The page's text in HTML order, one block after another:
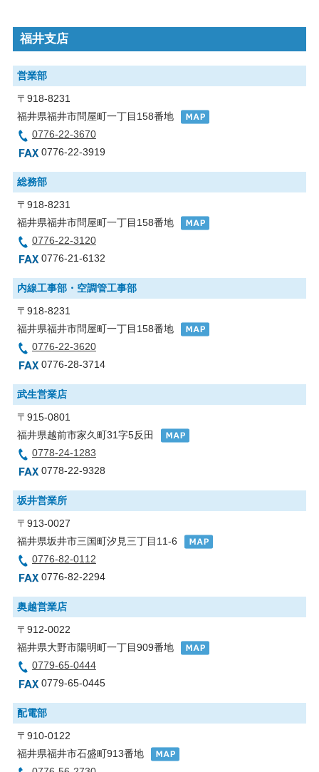
福井支店
営業部
〒918-8231
福井県福井市問屋町一丁目158番地
0776-22-3670
0776-22-3919
総務部
〒918-8231
福井県福井市問屋町一丁目158番地
0776-22-3120
0776-21-6132
内線工事部・空調管工事部
〒918-8231
福井県福井市問屋町一丁目158番地
0776-22-3620
0776-28-3714
武生営業店
〒915-0801
福井県越前市家久町31字5反田
0778-24-1283
0778-22-9328
坂井営業所
〒913-0027
福井県坂井市三国町汐見三丁目11-6
0776-82-0112
0776-82-2294
奥越営業店
〒912-0022
福井県大野市陽明町一丁目909番地
0779-65-0444
0779-65-0445
配電部
〒910-0122
福井県福井市石盛町913番地